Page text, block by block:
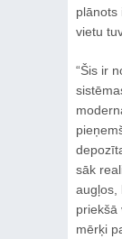
plānots
vietu
“Šis ir
sāk
augļos,
priekšā
mērķi